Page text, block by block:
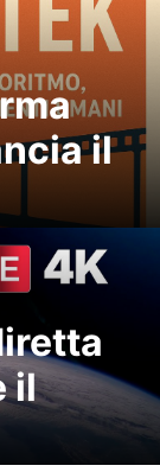
il
il